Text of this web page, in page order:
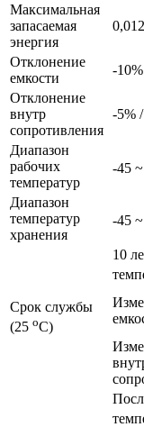
Максимальная
запасаемая
энергия
Отклонение
емкости
-
Отклонение
внутр
сопротивления
-5%
Диапазон
рабочих
температур
-45
Диапазон
температур
хранения
-45
Срок службы
(25 oC)
10